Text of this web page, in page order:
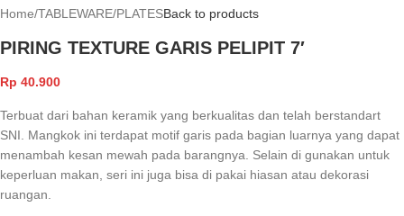
Home/TABLEWARE/PLATESBack to products
PIRING TEXTURE GARIS PELIPIT 7′
Rp 40.900
Terbuat dari bahan keramik yang berkualitas dan telah berstandart
SNI. Mangkok ini terdapat motif garis pada bagian luarnya yang dapat
menambah kesan mewah pada barangnya. Selain di gunakan untuk
keperluan makan, seri ini juga bisa di pakai hiasan atau dekorasi
ruangan.